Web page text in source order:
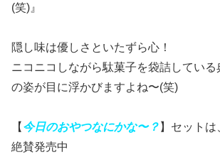
(笑)』
隠し味は優しさといたずら心！
ニコニコしながら駄菓子を袋詰している
の姿が目に浮かびますよね〜(笑)
【 今日のおやつなにかな〜？ 】セット
絶賛発売中